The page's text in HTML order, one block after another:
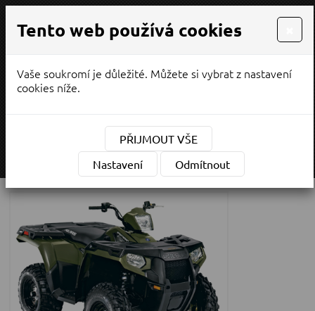
PRODEJ / SERVIS
Měna:(CZK)
MENU
Tento web používá cookies
Vaše soukromí je důležité. Můžete si vybrat z nastavení
cookies níže.
PŘIJMOUT VŠE
Nastavení
Odmítnout